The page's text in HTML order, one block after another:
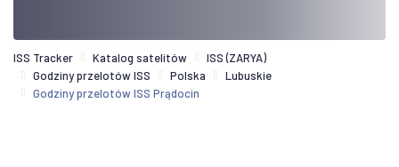
ISS Tracker Katalog satelitów
ISS (ZARYA)
Godziny przelotów ISS
Polska
Lubuskie
Godziny przelotów ISS Prądocin